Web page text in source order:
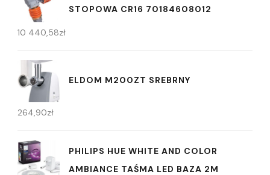
STOPOWA CR16 70184608012
10 440,58zł
ELDOM M200ZT SREBRNY
264,90zł
PHILIPS HUE WHITE AND COLOR
AMBIANCE TAŚMA LED BAZA 2M